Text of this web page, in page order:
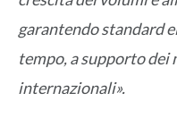
garantendo standard
tempo, a supporto dei
internazionali».